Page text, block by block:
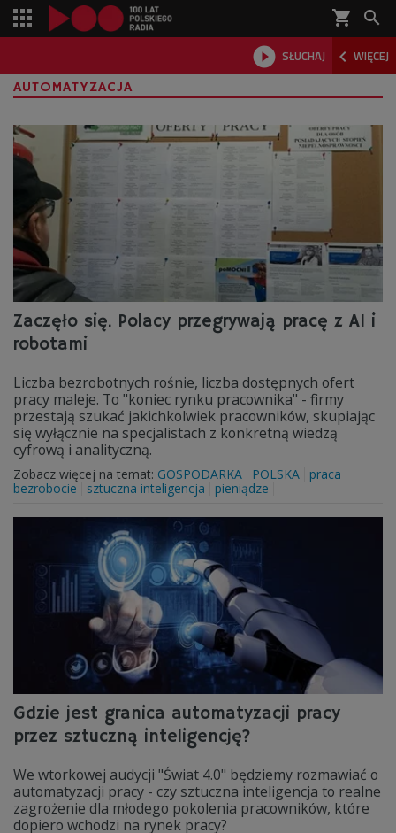
shopping_cart 
 SŁUCHAJ  WIĘCEJ

AUTOMATYZACJA
Zaczęło się. Polacy przegrywają pracę z AI i
robotami
Liczba bezrobotnych rośnie, liczba dostępnych ofert
pracy maleje. To "koniec rynku pracownika" - firmy
przestają szukać jakichkolwiek pracowników, skupiając
się wyłącznie na specjalistach z konkretną wiedzą
cyfrową i analityczną.
Zobacz więcej na temat: GOSPODARKA POLSKA
praca
bezrobocie
sztuczna inteligencja pieniądze
Gdzie jest granica automatyzacji pracy
przez sztuczną inteligencję?
We wtorkowej audycji "Świat 4.0" będziemy rozmawiać o
automatyzacji pracy - czy sztuczna inteligencja to realne
zagrożenie dla młodego pokolenia pracowników, które
dopiero wchodzi na rynek pracy?